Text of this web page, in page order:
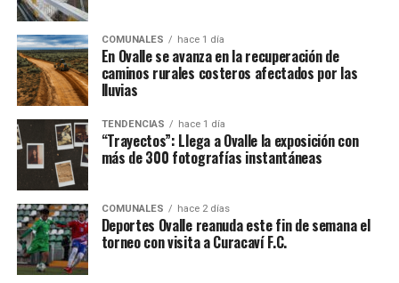
COMUNALES hace 1 día
En Ovalle se avanza en la recuperación de
caminos rurales costeros afectados por las
lluvias
TENDENCIAS hace 1 día
“Trayectos”: Llega a Ovalle la exposición con
más de 300 fotografías instantáneas
COMUNALES hace 2 días
Deportes Ovalle reanuda este fin de semana el
torneo con visita a Curacaví F.C.